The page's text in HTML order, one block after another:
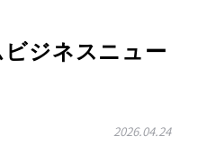
ジネスニュー
2026.04.24